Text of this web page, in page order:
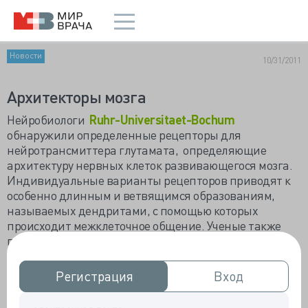
Регистрация
Регистрация Вход
Вход
Новости 10/31/2011
Архитекторы мозга
Нейробиологи Ruhr-Universitaet-Bochum
обнаружили определенные рецепторы для
нейротрансмиттера глутамата, определяющие
архитектуру нервных клеток развивающегося мозга.
Индивидуальные варианты рецепторов приводят к
особенно длинным и ветвящимся образованиям,
называемых дендритами, с помощью которых
происходит межклеточное общение. Ученые также
показали, что у этих рецепторов способность
стимулировать рост связана с концентрацией
проникающего в клетки кальция. «Эти результаты
позволяют взглянуть на механизмы, позволяющие